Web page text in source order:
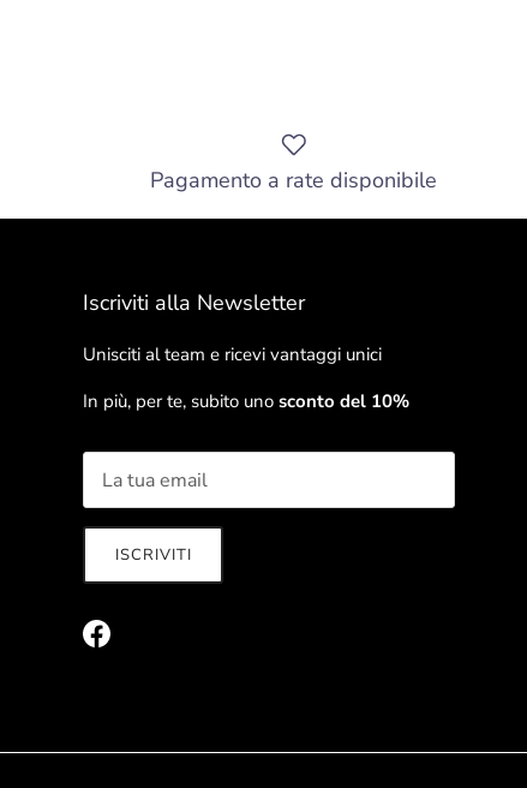
Pagamento a rate disponibile
Iscriviti alla Newsletter
Unisciti al team e ricevi vantaggi unici
In più, per te, subito uno sconto del 10%
ISCRIVITI
Facebook